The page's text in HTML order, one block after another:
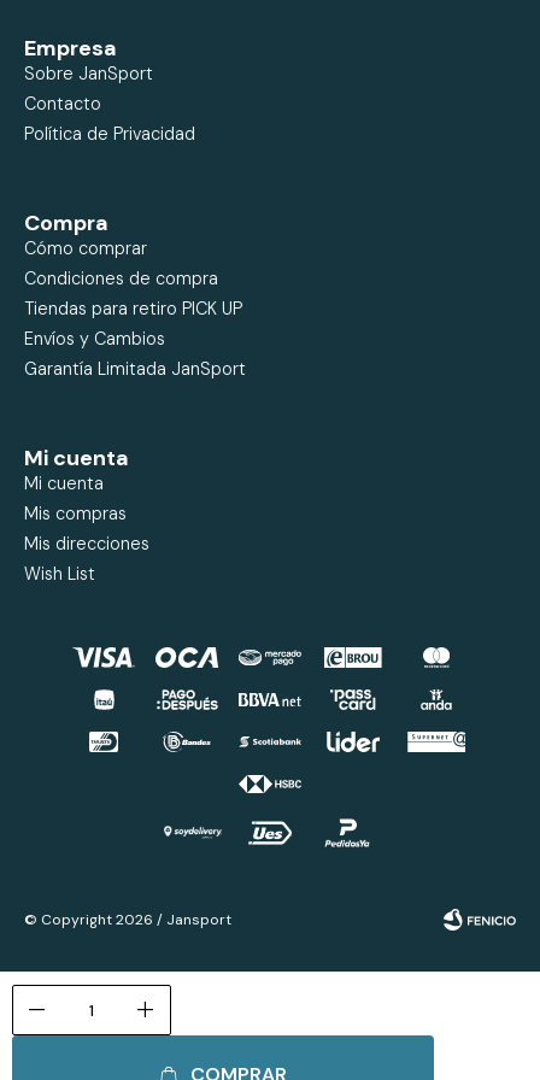
remove add
COMPRAR
Empresa
Sobre JanSport
Contacto
Política de Privacidad
Compra
Cómo comprar
Condiciones de compra
Tiendas para retiro PICK UP
Envíos y Cambios
Garantía Limitada JanSport
Mi cuenta
Mi cuenta
Mis compras
Mis direcciones
Wish List
© Copyright 2026 / Jansport